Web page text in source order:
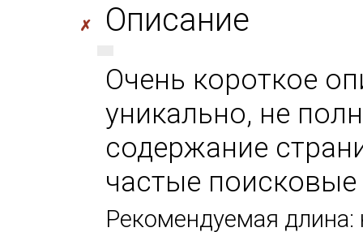
✗ Описание
Очень короткое
уникально, не
содержание
частые
Рекомендуемая длина: